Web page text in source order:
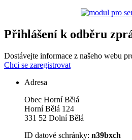
Přihlášení k odběru
Dostávejte informace z našeho webu
Chci se zaregistrovat
Adresa
Obec Horní Bělá
Horní Bělá 124
331 52 Dolní Bělá
ID datové schránky: n39bxch